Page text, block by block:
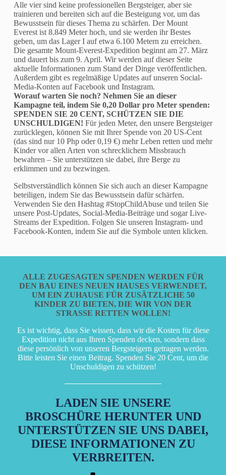
Alle vier sind keine professionellen Bergsteiger, aber sie
trainieren und bereiten sich auf die Besteigung vor, um das
Bewusstsein für dieses Thema zu schärfen. Der Mount
Everest ist 8.849 Meter hoch, und sie werden ihr Bestes
geben, um das Lager I auf etwa 6.100 Metern zu erreichen.
Die gesamte Mount-Everest-Expedition beginnt am 27. März
und dauert bis zum 9. April. Wir werden auf dieser Seite
aktuelle Informationen zum Stand der Dinge veröffentlichen.
Außerdem gibt es regelmäßige Updates auf unseren Social-
Media-Konten auf Facebook und Instagram.
Worauf warten Sie noch? Nehmen Sie an dieser
Kampagne teil, indem Sie 0,20 Dollar pro Meter spenden:
SPENDEN SIE 20 CENT, SCHÜTZEN SIE DIE
UNSCHULDIGEN! Für jeden Meter, den unsere Bergsteiger
zurücklegen, können Sie mit Ihrer Spende von 20 US-Cent
(das sind nur 10 Php oder 0,19 €) mehr Leben retten und mehr
Kinder vor allen Arten von schrecklichem Missbrauch
bewahren – Sie unterstützen sie dabei, ihre Berge zu
erklimmen und zu bezwingen.
Selbstverständlich können Sie sich auch an dieser Kampagne
beteiligen, indem Sie das Bewusstsein dafür schärfen.
Verwenden Sie den Hashtag #StopChildAbuse und teilen Sie
unsere Post-Updates, Social-Media-Beiträge und sogar Live-
Streams der Expedition. Folgen Sie unseren Instagram- und
Facebook-Konten, indem Sie auf die Symbole unten klicken.
ALLE ZUGESAGTEN SPENDEN WERDEN FÜR
DEN BAU EINES NEUEN HAUSES VERWENDET,
UM EIN ZUHAUSE FÜR ZUSÄTZLICHE 50
KINDER ZU BIETEN, DIE WIR VON DER
STRASSE RETTEN WOLLEN!
Es ist wichtig, dass Sie wissen, dass wir die Kosten für diese
Expedition nicht aus Ihren Spenden decken, sondern dass
diese persönlich von unseren Bergsteigern getragen werden.
Bitte leisten Sie einen Beitrag. Spenden Sie 20 Cent, um die
Unschuldigen zu schützen!
LADEN SIE UNSERE
BROSCHÜRE HERUNTER UND
UNTERSTÜTZEN SIE UNS DABEI,
DIESE INFORMATIONEN ZU
VERBREITEN.